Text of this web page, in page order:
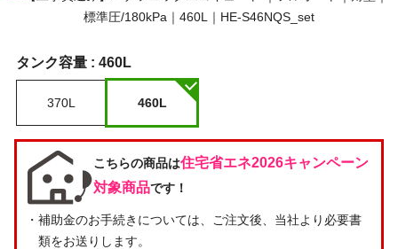
タンク容量 : 460L
370L 460L
こちらの商品は住宅省エネ2026キャンペーン
対象商品です！
・補助金のお手続きについては、ご注文後、当社より必要書
類をお送りします。